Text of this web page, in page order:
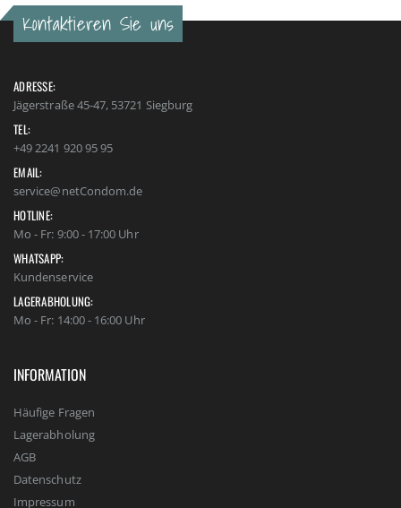
Kontaktieren Sie uns
ADRESSE:
Jägerstraße 45-47, 53721 Siegburg
TEL:
+49 2241 920 95 95
EMAIL:
service@netCondom.de
HOTLINE:
Mo - Fr: 9:00 - 17:00 Uhr
WHATSAPP:
Kundenservice
LAGERABHOLUNG:
Mo - Fr: 14:00 - 16:00 Uhr
INFORMATION
Häufige Fragen
Lagerabholung
AGB
Datenschutz
Impressum